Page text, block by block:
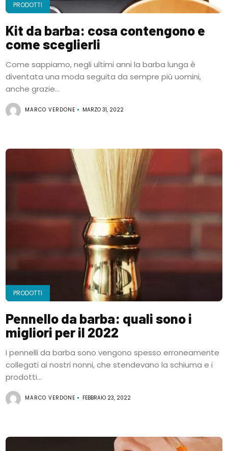
PRODOTTI
Kit da barba: cosa contengono e
come sceglierli
Come sappiamo, negli ultimi anni la barba lunga è
diventata una moda seguita da sempre più uomini,
anche grazie...
MARCO VERDONE MARZO 31, 2022
PRODOTTI
Pennello da barba: quali sono i
migliori per il 2022
I pennelli da barba sono vengono spesso erroneamente
collegati ai nostri nonni, che stendevano la schiuma e i
prodotti...
MARCO VERDONE FEBBRAIO 23, 2022